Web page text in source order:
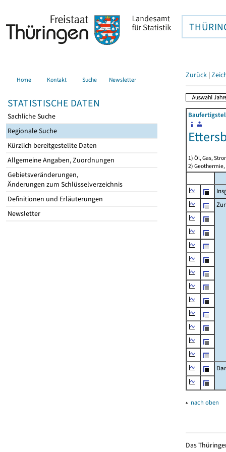
Home Kontakt Suche Newsletter
STATISTISCHE DATEN
Sachliche Suche
Regionale Suche
Kürzlich bereitgestellte Daten
Allgemeine Angaben, Zuordnungen
Gebietsveränderungen,
Änderungen zum Schlüsselverzeichnis
Definitionen und Erläuterungen
Newsletter
Zurück |
1) Öl, Gas,
2)
▴ nach oben
Das